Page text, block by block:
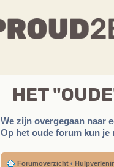
HET
We zijn overgegaan naar
Op het oude forum kun je
Forumoverzicht ‹